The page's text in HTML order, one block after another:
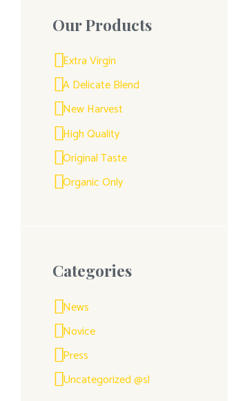
Our Products
Extra Virgin
A Delicate Blend
New Harvest
High Quality
Original Taste
Organic Only
Categories
News
Novice
Press
Uncategorized @sl